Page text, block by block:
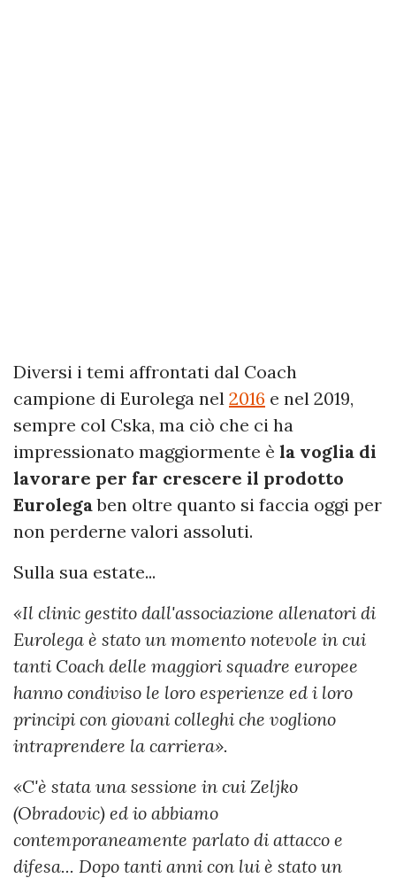
Diversi i temi affrontati dal Coach
campione di Eurolega nel 2016 e nel 2019,
sempre col Cska, ma ciò che ci ha
impressionato maggiormente è la voglia di
lavorare per far crescere il prodotto
Eurolegaben oltre quanto si faccia oggi per
non perderne valori assoluti.
Sulla sua estate...
«Il clinic gestito dall'associazione allenatori di
Eurolega è stato un momento notevole in cui
tanti Coach delle maggiori squadre europee
hanno condiviso le loro esperienze ed i loro
principi con giovani colleghi che vogliono
intraprendere la carriera».
«C'è stata una sessione in cui Zeljko
(Obradovic) ed io abbiamo
contemporaneamente parlato di attacco e
difesa... Dopo tanti anni con lui è stato un